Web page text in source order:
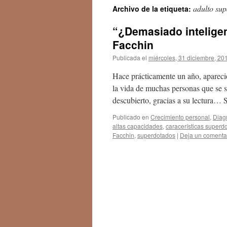
Archivo de la etiqueta: adulto
“¿Demasiado
Facchin
Publicada el miércoles, 31 diciembre,
Hace prácticamente un año,
la vida de muchas personas que se
descubierto, gracias a su lectura…
Publicado en Crecimiento personal,
altas capacidades, caracerísticas
Facchin, superdotados | Deja un